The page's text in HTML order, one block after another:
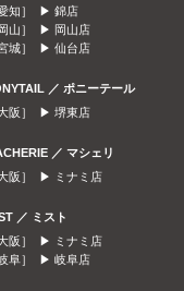
愛知］ ▶ 錦店
岡山］ ▶ 岡山店
宮城］ ▶ 仙台店
／ ポニーテール
大阪］ ▶ 堺東店
／ マシェリ
大阪］ ▶
ミナミ店
／ ミスト
大阪］ ▶
ミナミ店
岐阜］ ▶ 岐阜店